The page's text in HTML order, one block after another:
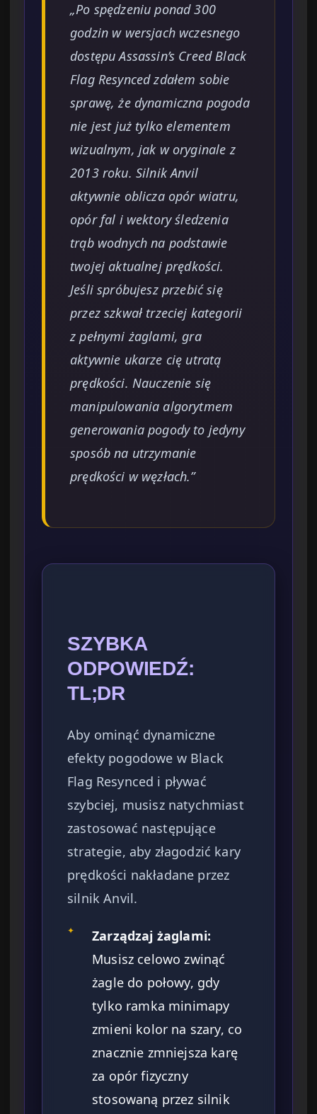
„Po spędzeniu ponad 300
godzin w wersjach wczesnego
dostępu Assassin’s Creed Black
Flag Resynced zdałem sobie
sprawę, że dynamiczna pogoda
nie jest już tylko elementem
wizualnym, jak w oryginale z
2013 roku. Silnik Anvil
aktywnie oblicza opór wiatru,
opór fal i wektory śledzenia
trąb wodnych na podstawie
twojej aktualnej prędkości.
Jeśli spróbujesz przebić się
przez szkwał trzeciej kategorii
z pełnymi żaglami, gra
aktywnie ukarze cię utratą
prędkości. Nauczenie się
manipulowania algorytmem
generowania pogody to jedyny
sposób na utrzymanie
prędkości w węzłach.”
SZYBKA
ODPOWIEDŹ:
TL;DR
Aby ominąć dynamiczne
efekty pogodowe w Black
Flag Resynced i pływać
szybciej, musisz natychmiast
zastosować następujące
strategie, aby złagodzić kary
prędkości nakładane przez
silnik Anvil.
✦
Zarządzaj żaglami:
Musisz celowo zwinąć
żagle do połowy, gdy
tylko ramka minimapy
zmieni kolor na szary, co
znacznie zmniejsza karę
za opór fizyczny
stosowaną przez silnik